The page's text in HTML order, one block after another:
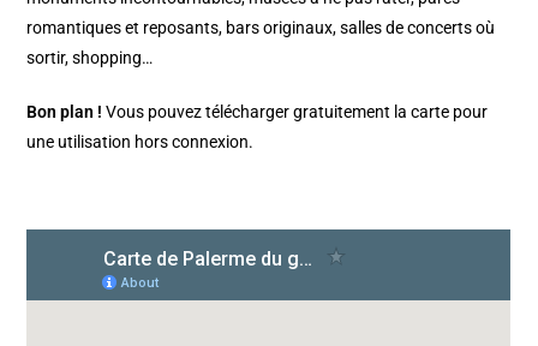
romantiques et reposants, bars originaux, salles de concerts où
sortir, shopping…
Bon plan ! Vous pouvez télécharger gratuitement la carte pour
une utilisation hors connexion.